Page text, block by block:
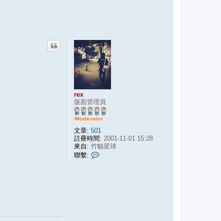
rex
版面管理員
文章: 501
註冊時間: 2001-11-01 15:28
來自: 竹貓星球
聯繫: